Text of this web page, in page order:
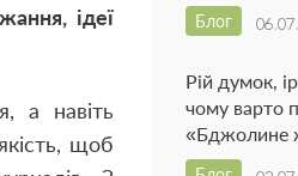
ідеї
а навіть
щоб
Блог
Рій думок,
чому варто
«Бджолине